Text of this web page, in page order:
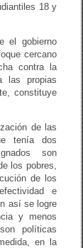
18 y
el gobierno
cercano
contra la
las propias
constituye
de las
tenía dos
son
los pobres,
de los
e
así se logre
y menos
políticas
en la